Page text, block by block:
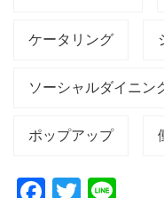
ケータリング
ソーシャルダイニン
ポップアップ